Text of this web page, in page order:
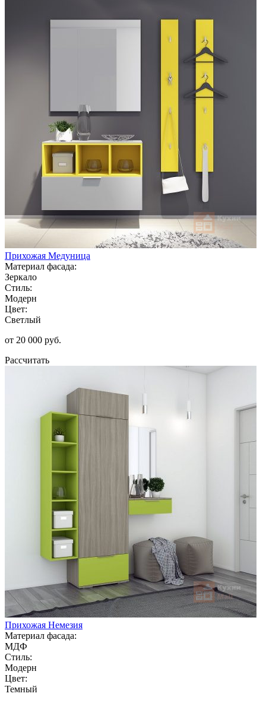
Прихожая Медуница
Материал фасада:
Зеркало
Стиль:
Модерн
Цвет:
Светлый
от 20 000 руб.
Рассчитать
Прихожая Немезия
Материал фасада:
МДФ
Стиль:
Модерн
Цвет:
Темный